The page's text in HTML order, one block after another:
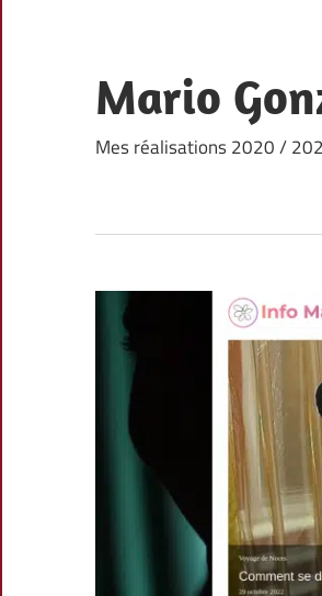
content
Mario
Mes réalisations 2020 /